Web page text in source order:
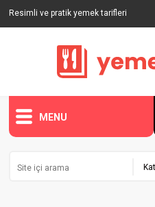
Resimli ve pratik yemek tarifleri
MENU